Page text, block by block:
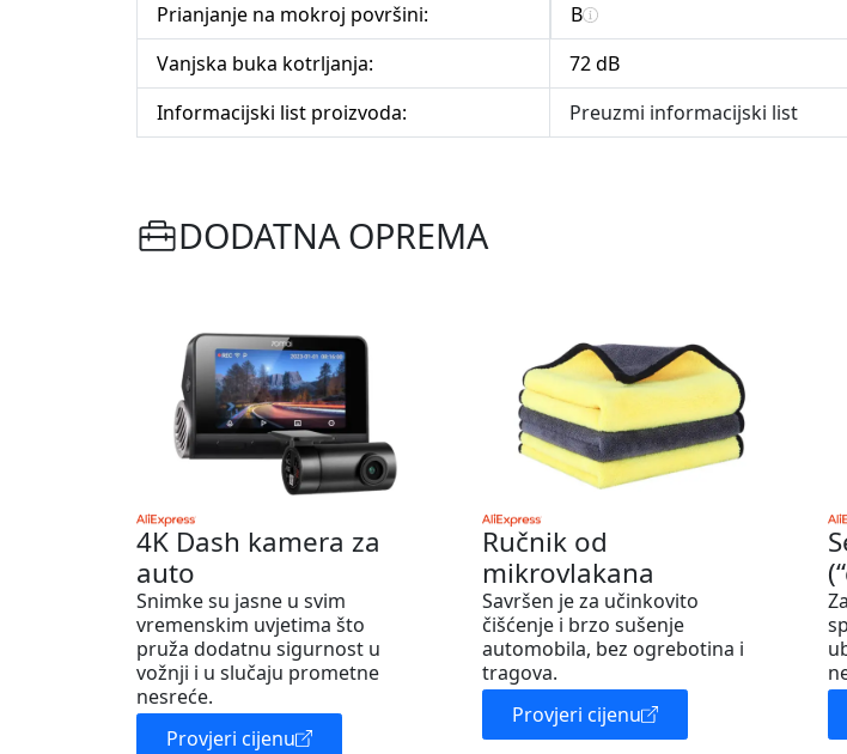
Prianjanje na mokroj površini:
B
Vanjska buka kotrljanja:
72 dB
Informacijski list proizvoda:
Preuzmi informacijski list
DODATNA OPREMA
4K Dash kamera za
auto
Snimke su jasne u svim
vremenskim uvjetima što
pruža dodatnu sigurnost u
vožnji i u slučaju prometne
nesreće.
Provjeri cijenu
Ručnik od
mikrovlakana
Savršen je za učinkovito
čišćenje i brzo sušenje
automobila, bez ogrebotina i
tragova.
Provjeri cijenu